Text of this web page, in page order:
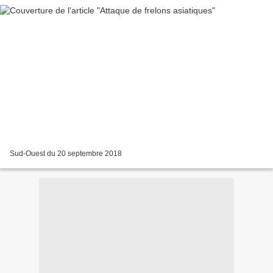
Sud-Ouest du 20 septembre 2018